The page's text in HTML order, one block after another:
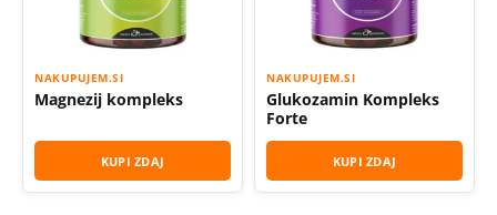
NAKUPUJEM.SI
Magnezij kompleks
KUPI ZDAJ
NAKUPUJEM.SI
Glukozamin Kompleks
Forte
KUPI ZDAJ